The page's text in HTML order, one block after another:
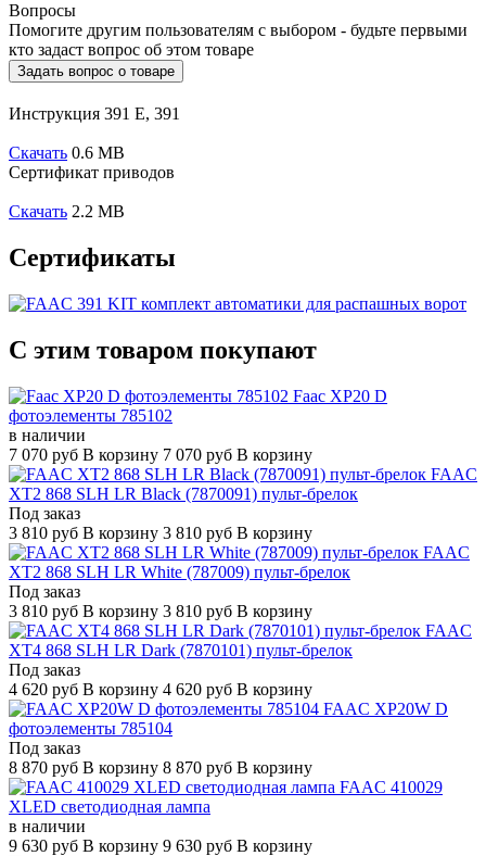
Вопросы
Помогите другим пользователям с выбором - будьте первыми
кто задаст вопрос об этом товаре
Задать вопрос о товаре
Инструкция 391 E, 391
Скачать 0.6 MB
Сертификат приводов
Скачать 2.2 MB
Сертификаты
C этим товаром покупают
Faac XP20 D
фотоэлементы 785102
в наличии
7 070 руб В корзину 7 070 руб В корзину
FAAC
XT2 868 SLH LR Black (7870091) пульт-брелок
Под заказ
3 810 руб В корзину 3 810 руб В корзину
FAAC
XT2 868 SLH LR White (787009) пульт-брелок
Под заказ
3 810 руб В корзину 3 810 руб В корзину
FAAC
XT4 868 SLH LR Dark (7870101) пульт-брелок
Под заказ
4 620 руб В корзину 4 620 руб В корзину
FAAC XP20W D
фотоэлементы 785104
Под заказ
8 870 руб В корзину 8 870 руб В корзину
FAAC 410029
XLED светодиодная лампа
в наличии
9 630 руб В корзину 9 630 руб В корзину